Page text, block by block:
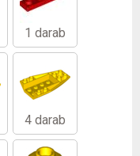
1 darab
4 darab